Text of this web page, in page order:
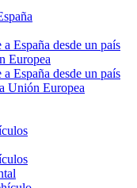
a España desde un país
Europea
a España desde un país
Unión Europea